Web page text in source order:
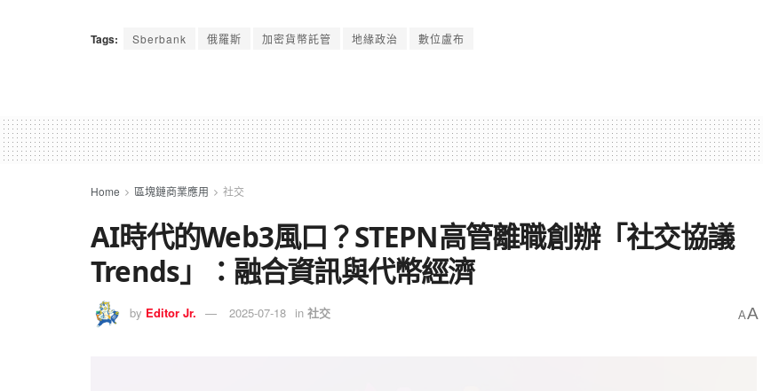
Tags: Sberbank 俄羅斯 加密貨幣託管 地緣政治 數位盧布
Home 區塊鏈商業應用 社交
AI時代的Web3風口？STEPN高管離職創辦「社交協議
Trends」：融合資訊與代幣經濟
by Editor Jr. 2025-07-18 in 社交 AA